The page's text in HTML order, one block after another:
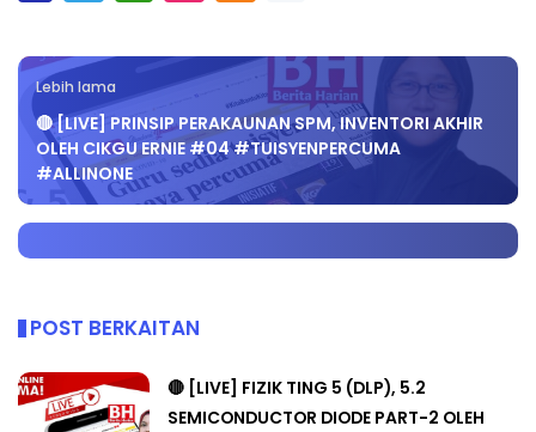
Lebih lama
🔴 [LIVE] PRINSIP PERAKAUNAN SPM, INVENTORI AKHIR
OLEH CIKGU ERNIE #04 #TUISYENPERCUMA
#ALLINONE
POST BERKAITAN
🔴 [LIVE] FIZIK TING 5 (DLP), 5.2
SEMICONDUCTOR DIODE PART-2 OLEH